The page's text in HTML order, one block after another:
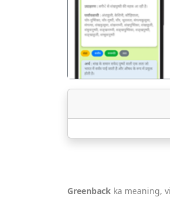
पिछला
Greenback ka meaning,